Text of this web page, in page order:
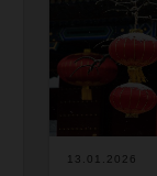
13.01.2026